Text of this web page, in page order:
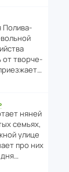
Поли­ва­
от твор­че­
няней
семьях,
улице
про них